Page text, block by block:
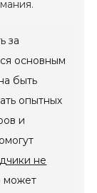
за
основным
быть
опытных
и
не
может